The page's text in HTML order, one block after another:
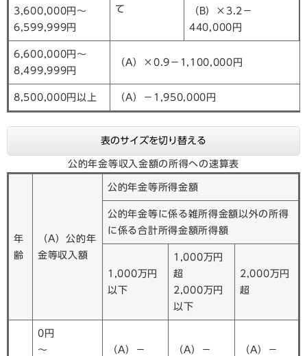
て
3,600,000円～
6,599,999円
（B）×3.2－
440,000円
6,600,000円～
8,499,999円
（A）×0.9－1,100,000円
8,500,000円以上 （A）－1,950,000円
表のサイズを切り替える
公的年金等収入金額の所得への速算表
年
齢
（A）公的年
金等収入額
公的年金等所得金額
公的年金等に係る雑所得金額以外の所得
に係る合計所得金額所得額
1,000万円
以下
1,000万円
超
2,000万円
以下
2,000万円
超
0円
～
（A）－
（A）－
（A）－